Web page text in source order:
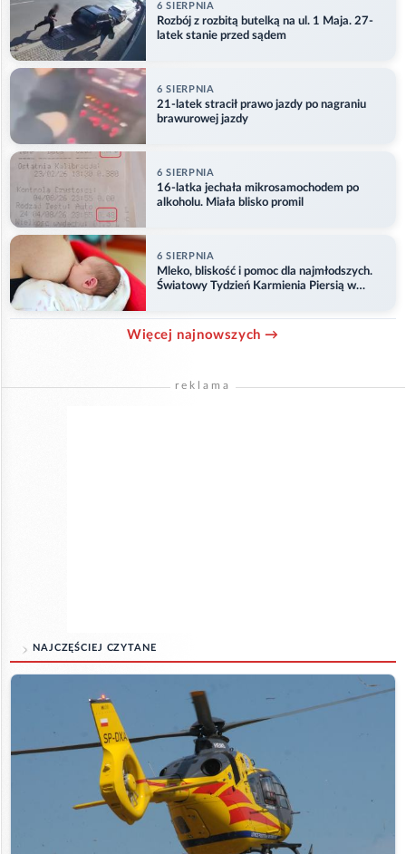
6 SIERPNIA
Rozbój z rozbitą butelką na ul. 1 Maja. 27-
latek stanie przed sądem
6 SIERPNIA
21-latek stracił prawo jazdy po nagraniu
brawurowej jazdy
6 SIERPNIA
16-latka jechała mikrosamochodem po
alkoholu. Miała blisko promil
6 SIERPNIA
Mleko, bliskość i pomoc dla najmłodszych.
Światowy Tydzień Karmienia Piersią w
Więcej najnowszych →
reklama
NAJCZĘŚCIEJ CZYTANE